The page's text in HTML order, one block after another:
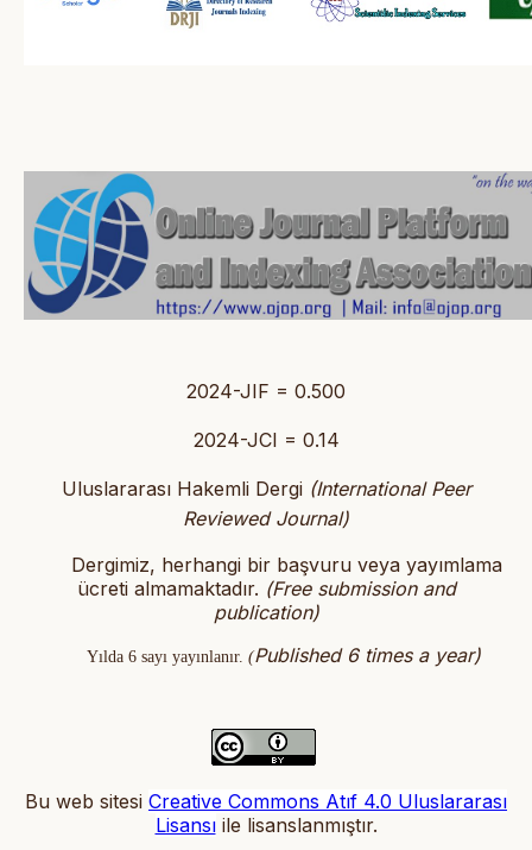
2024-JIF = 0.500
2024-JCI = 0.14
Uluslararası Hakemli Dergi (International Peer
Reviewed Journal)
Dergimiz, herhangi bir başvuru veya yayımlama
ücreti almamaktadır. (Free submission and
publication)
Yılda 6 sayı yayınlanır. (Published 6 times a year)
Bu web sitesi Creative Commons Atıf 4.0 Uluslararası
Lisansıile lisanslanmıştır.